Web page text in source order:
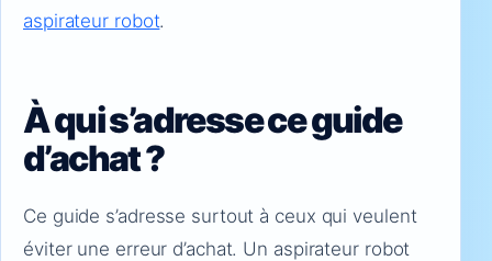
aspirateur robot.
À qui s’adresse ce guide
d’achat ?
Ce guide s’adresse surtout à ceux qui veulent
éviter une erreur d’achat. Un aspirateur robot